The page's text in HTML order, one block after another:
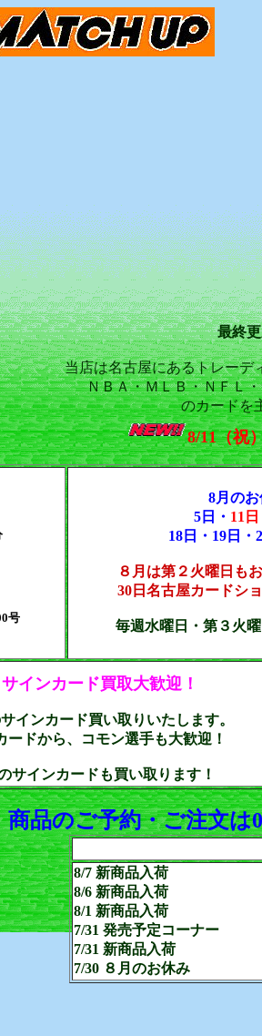
最終
当店は名古屋にあるトレーデ
ＮＢＡ・ＭＬＢ・ＮＦＬ
のカードを
8/11（祝
号
8月の
5日・ 11日
18日
・19日・
８月は第２火曜日も
30日名古屋カードシ
毎週水曜日・第３火
サインカード買取大歓迎！
インカード買い取りいたします。
ードから、コモン選手も大歓迎！
サインカードも買い取ります！
商品のご予約・ご注文は
8/7 新商品入荷
8/6 新商品入荷
8/1 新商品入荷
7/31 発売予定コーナー
7/31 新商品入荷
7/30 ８月のお休み